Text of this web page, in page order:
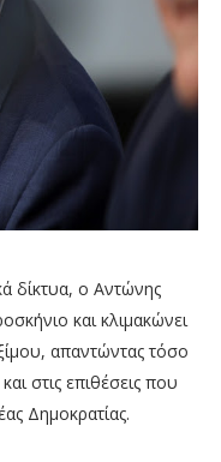
δίκτυα, ο Αντώνης
και κλιμακώνει
απαντώντας τόσο
στις επιθέσεις που
Δημοκρατίας.